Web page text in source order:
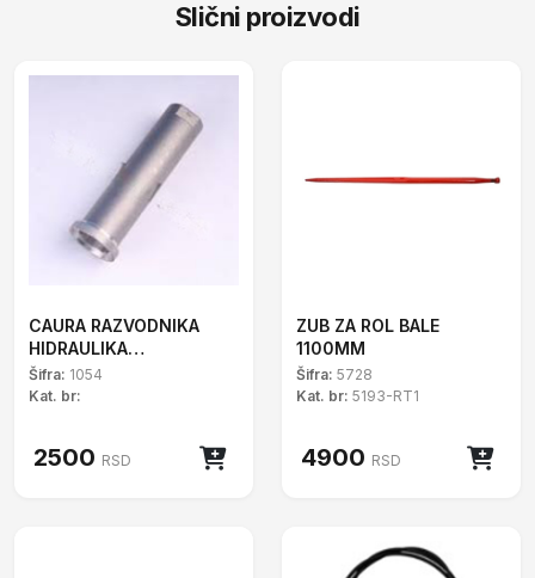
Slični proizvodi
CAURA RAZVODNIKA
HIDRAULIKA
UTOVARIVCA
Šifra: 1054
Kat. br:
2500 RSD
ZUB ZA ROL BALE
1100MM
Šifra: 5728
Kat. br: 5193-RT1
4900 RSD